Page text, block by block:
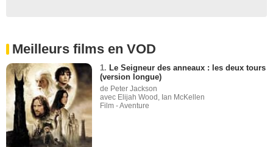
Meilleurs films en VOD
1. Le Seigneur des anneaux : les deux tours
(version longue)
de Peter Jackson
avec Elijah Wood, Ian McKellen
Film - Aventure